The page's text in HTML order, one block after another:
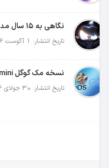
تاریخ انتشار: 1 آگوست 2026
تاریخ انتشار: 30 جولای 2026